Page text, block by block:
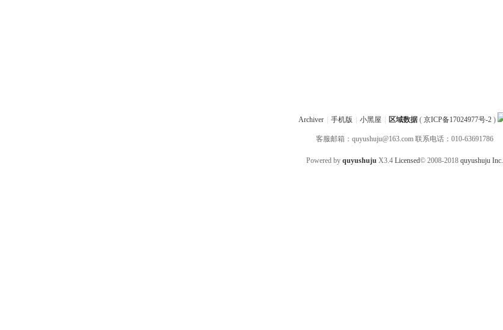
Archiver 手机版 小黑屋 区域数据( 京ICP备17024977号-2)
客服邮箱：quyushuju@163.com 联系电话：010-63691786
Powered by quyushuju X3.4 Licensed© 2008-2018 quyushuju Inc.